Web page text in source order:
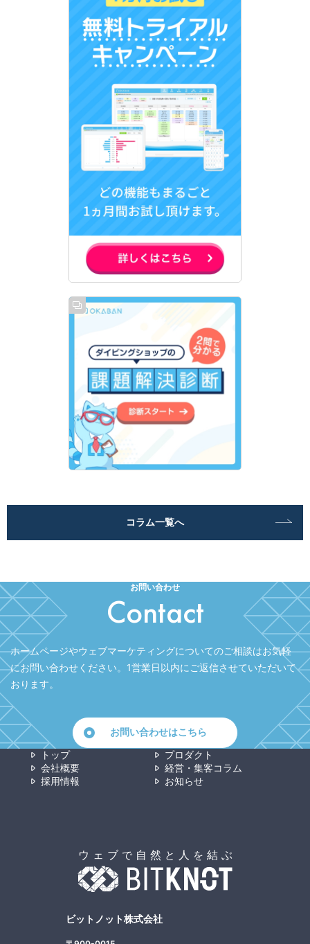
コラム一覧へ
お問い合わせ
Contact
ホームページやウェブマーケティングについてのご相談はお気軽
にお問い合わせください。 1営業日以内にご返信させていただいて
おります。
お問い合わせはこちら
トップ
プロダクト
会社概要
経営・集客コラム
採用情報
お知らせ
ビットノット株式会社